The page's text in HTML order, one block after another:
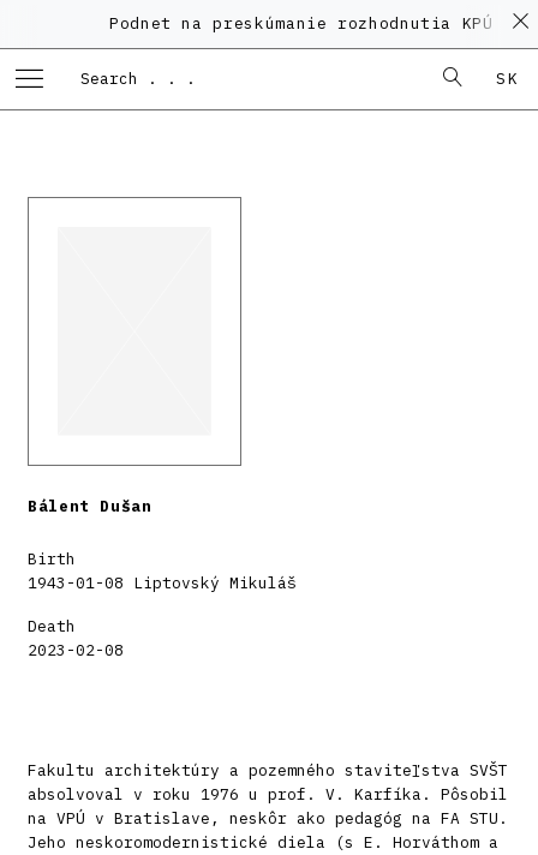
Podnet na preskúmanie rozhodnutia KPÚ vo
SK
Bálent Dušan
Birth
1943-01-08 Liptovský Mikuláš
Death
2023-02-08
Fakultu architektúry a pozemného staviteľstva SVŠT
absolvoval v roku 1976 u prof. V. Karfíka. Pôsobil
na VPÚ v Bratislave, neskôr ako pedagóg na FA STU.
Jeho neskoromodernistické diela (s E. Horváthom a